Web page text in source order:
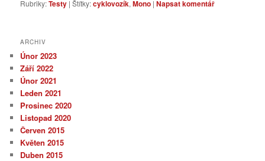
Rubriky:Testy |Štítky:cyklovozík,Mono |Napsat komentář
ARCHIV
Únor 2023
Září 2022
Únor 2021
Leden 2021
Prosinec 2020
Listopad 2020
Červen 2015
Květen 2015
Duben 2015